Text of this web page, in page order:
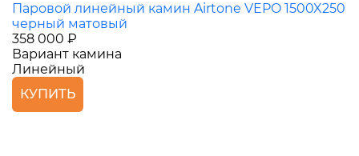
Паровой линейный камин Airtone VEPO 1500X250
черный матовый
358 000 ₽
Вариант камина
Линейный
КУПИТЬ